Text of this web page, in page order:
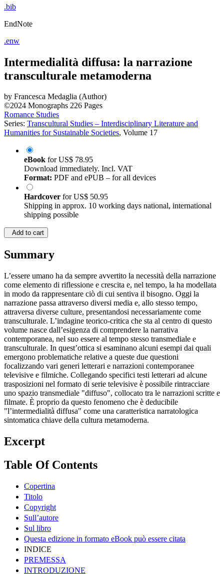
.bib
EndNote
.enw
Intermedialità diffusa: la narrazione
transculturale metamoderna
by Francesca Medaglia (Author)
©2024 Monographs 226 Pages
Romance Studies
Series: Transcultural Studies – Interdisciplinary Literature and
Humanities for Sustainable Societies, Volume 17
eBook forUS$ 78.95
Download immediately. Incl. VAT
Format: PDF and ePUB – for all devices
Hardcover forUS$ 50.95
Shipping in approx. 10 working days national, international
shipping possible
Add to cart
Summary
L’essere umano ha da sempre avvertito la necessità della narrazione
come elemento di riflessione e crescita e, nel tempo, la ha modellata
in modo da rappresentare ciò di cui sentiva il bisogno. Oggi la
narrazione passa attraverso diversi media e, allo stesso tempo,
attraversa diverse culture, presentandosi necessariamente come
transculturale. L’indagine teorico-critica che sta al centro di questo
volume nasce dall’esigenza di comprendere la narrativa
contemporanea, nel suo essere al tempo stesso transmediale e
transculturale. In quest’ottica si esaminano alcuni esempi dai quali
emergono problematiche relative a queste due questioni
focalizzando vari generi letterari e narrazioni contemporanee
televisive e filmiche. Collegando specifici testi letterari ad alcune
trasposizioni nel formato di serie televisive è possibile rintracciare
uno spazio transmediale "diffuso", collocato tra le narrazioni scritte e
filmate. È proprio da questo fenomeno che è deducibile
"l’intermedialità diffusa" come una caratteristica narratologica
sintomatica chiave della cultura metamoderna.
Excerpt
Table Of Contents
Copertina
Titolo
Copyright
Sull’autore
Sul libro
Questa edizione in formato eBook può essere citata
INDICE
PREMESSA
INTRODUZIONE